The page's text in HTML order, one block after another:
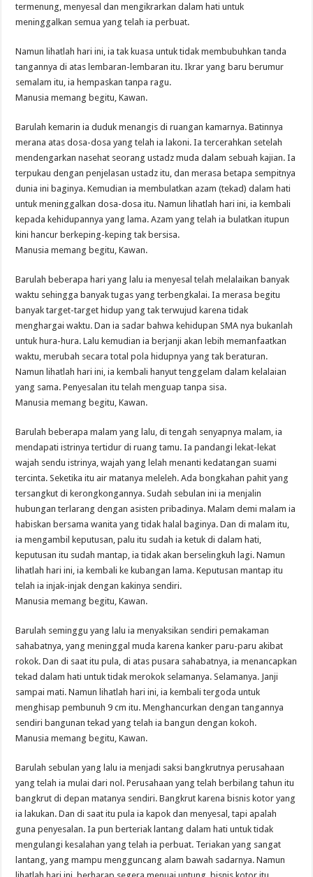
termenung, menyesal dan mengikrarkan dalam hati untuk
meninggalkan semua yang telah ia perbuat.
Namun lihatlah hari ini, ia tak kuasa untuk tidak membubuhkan tanda
tangannya di atas lembaran-lembaran itu. Ikrar yang baru berumur
semalam itu, ia hempaskan tanpa ragu.
Manusia memang begitu, Kawan.
Barulah kemarin ia duduk menangis di ruangan kamarnya. Batinnya
merana atas dosa-dosa yang telah ia lakoni. Ia tercerahkan setelah
mendengarkan nasehat seorang ustadz muda dalam sebuah kajian. Ia
terpukau dengan penjelasan ustadz itu, dan merasa betapa sempitnya
dunia ini baginya. Kemudian ia membulatkan azam (tekad) dalam hati
untuk meninggalkan dosa-dosa itu. Namun lihatlah hari ini, ia kembali
kepada kehidupannya yang lama. Azam yang telah ia bulatkan itupun
kini hancur berkeping-keping tak bersisa.
Manusia memang begitu, Kawan.
Barulah beberapa hari yang lalu ia menyesal telah melalaikan banyak
waktu sehingga banyak tugas yang terbengkalai. Ia merasa begitu
banyak target-target hidup yang tak terwujud karena tidak
menghargai waktu. Dan ia sadar bahwa kehidupan SMA nya bukanlah
untuk hura-hura. Lalu kemudian ia berjanji akan lebih memanfaatkan
waktu, merubah secara total pola hidupnya yang tak beraturan.
Namun lihatlah hari ini, ia kembali hanyut tenggelam dalam kelalaian
yang sama. Penyesalan itu telah menguap tanpa sisa.
Manusia memang begitu, Kawan.
Barulah beberapa malam yang lalu, di tengah senyapnya malam, ia
mendapati istrinya tertidur di ruang tamu. Ia pandangi lekat-lekat
wajah sendu istrinya, wajah yang lelah menanti kedatangan suami
tercinta. Seketika itu air matanya meleleh. Ada bongkahan pahit yang
tersangkut di kerongkongannya. Sudah sebulan ini ia menjalin
hubungan terlarang dengan asisten pribadinya. Malam demi malam ia
habiskan bersama wanita yang tidak halal baginya. Dan di malam itu,
ia mengambil keputusan, palu itu sudah ia ketuk di dalam hati,
keputusan itu sudah mantap, ia tidak akan berselingkuh lagi. Namun
lihatlah hari ini, ia kembali ke kubangan lama. Keputusan mantap itu
telah ia injak-injak dengan kakinya sendiri.
Manusia memang begitu, Kawan.
Barulah seminggu yang lalu ia menyaksikan sendiri pemakaman
sahabatnya, yang meninggal muda karena kanker paru-paru akibat
rokok. Dan di saat itu pula, di atas pusara sahabatnya, ia menancapkan
tekad dalam hati untuk tidak merokok selamanya. Selamanya. Janji
sampai mati. Namun lihatlah hari ini, ia kembali tergoda untuk
menghisap pembunuh 9 cm itu. Menghancurkan dengan tangannya
sendiri bangunan tekad yang telah ia bangun dengan kokoh.
Manusia memang begitu, Kawan.
Barulah sebulan yang lalu ia menjadi saksi bangkrutnya perusahaan
yang telah ia mulai dari nol. Perusahaan yang telah berbilang tahun itu
bangkrut di depan matanya sendiri. Bangkrut karena bisnis kotor yang
ia lakukan. Dan di saat itu pula ia kapok dan menyesal, tapi apalah
guna penyesalan. Ia pun berteriak lantang dalam hati untuk tidak
mengulangi kesalahan yang telah ia perbuat. Teriakan yang sangat
lantang, yang mampu mengguncang alam bawah sadarnya. Namun